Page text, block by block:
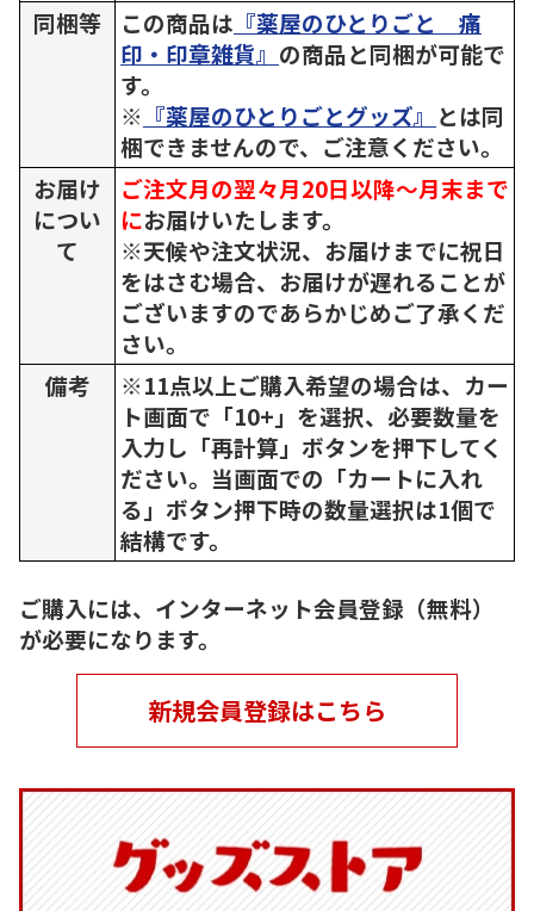
同梱等 この商品は 『薬屋のひとりごと 痛
印・印章雑貨』 の商品と同梱が可能で
す。
※ 『薬屋のひとりごとグッズ』 とは同
梱できませんので、ご注意ください。
お届け
につい
て
ご注文月の翌々月20日以降～月末まで
にお届けいたします。
※天候や注文状況、お届けまでに祝日
をはさむ場合、お届けが遅れることが
ございますのであらかじめご了承くだ
さい。
備考
※11点以上ご購入希望の場合は、カー
ト画面で「10+」を選択、必要数量を
入力し「再計算」ボタンを押下してく
ださい。当画面での「カートに入れ
る」ボタン押下時の数量選択は1個で
結構です。
ご購入には、インターネット会員登録（無料）
が必要になります。
新規会員登録はこちら